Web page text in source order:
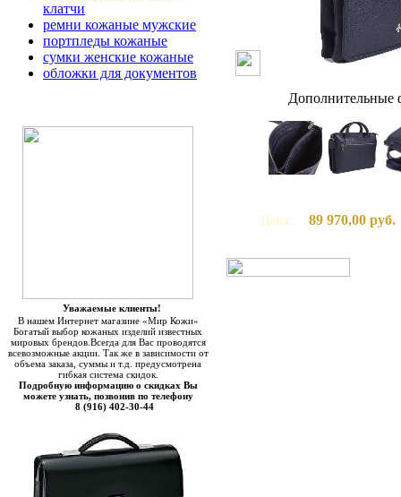
клатчи
ремни кожаные мужские
портпледы кожаные
сумки женские кожаные
обложки для документов
Уважаемые клиенты!
В нашем Интернет магазине «Мир Кожи»
Богатый выбор кожаных изделий известных
мировых брендов.Всегда для Вас проводятся
всевозможные акции. Так же в зависимости от
объема заказа, суммы и т.д. предусмотрена
гибкая система скидок.
Подробную информацию о скидках Вы
можете узнать, позвонив по телефону
8 (916) 402-30-44
Дополнительные
Цена: 89 970,00 руб.